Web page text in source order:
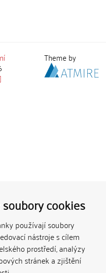
cookies
používají soubory
nástroje s cílem
prostředí, analýzy
stránek a zjištění
Theme by